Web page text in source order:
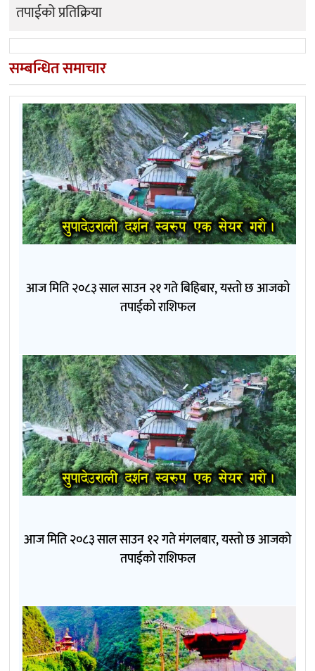
तपाईको प्रतिक्रिया
सम्बन्धित समाचार
आज मिति २०८३ साल साउन २१ गते बिहिबार, यस्तो छ आजको
तपाईको राशिफल
आज मिति २०८३ साल साउन १२ गते मंगलबार, यस्तो छ आजको
तपाईको राशिफल